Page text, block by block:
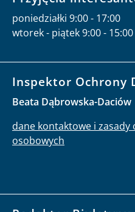
poniedziałki 9:00 - 17:00
wtorek - piątek 9:00 - 15:00
Inspektor Ochrony
Beata Dąbrowska-Daciów
dane kontaktowe i zasady
osobowych